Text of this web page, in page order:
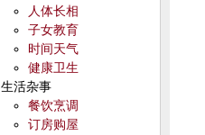
人体长相
子女教育
时间天气
健康卫生
生活杂事
餐饮烹调
订房购屋